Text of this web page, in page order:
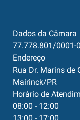
Dados da Câmara
77.778.801/0001-
Endereço
Rua Dr. Marins de
Mairinck/PR
Horário de
08:00 - 12:00